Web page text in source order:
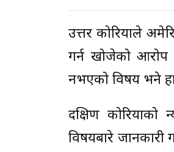
उत्तर कोरियाले
गर्न खोजेको आरोप
नभएको विषय भने
दक्षिण
विषयबारे जानकारी